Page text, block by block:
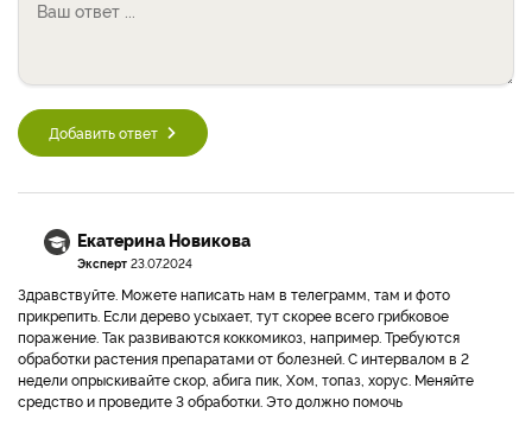
Добавить ответ
Екатерина Новикова
Эксперт 23.07.2024
Здравствуйте. Можете написать нам в телеграмм, там и фото
прикрепить. Если дерево усыхает, тут скорее всего грибковое
поражение. Так развиваются коккомикоз, например. Требуются
обработки растения препаратами от болезней. С интервалом в 2
недели опрыскивайте скор, абига пик, Хом, топаз, хорус. Меняйте
средство и проведите 3 обработки. Это должно помочь